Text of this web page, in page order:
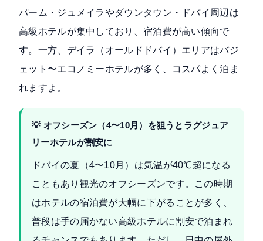
パーム・ジュメイラやダウンタウン・ドバイ周辺は
高級ホテルが集中しており、宿泊費が高い傾向で
す。一方、デイラ（オールドドバイ）エリアはバジ
ェット〜エコノミーホテルが多く、コスパよく泊ま
れますよ。
💡 オフシーズン（4〜10月）を狙うとラグジュア
リーホテルが割安に
ドバイの夏（4〜10月）は気温が40℃超になる
こともあり観光のオフシーズンです。この時期
はホテルの宿泊費が大幅に下がることが多く、
普段は手の届かない高級ホテルに割安で泊まれ